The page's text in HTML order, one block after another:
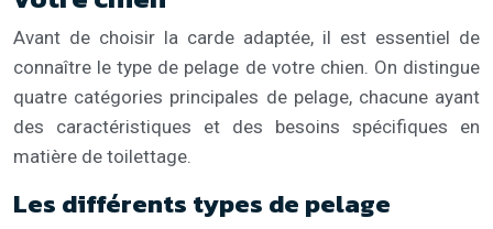
Avant de choisir la carde adaptée, il est essentiel de
connaître le type de pelage de votre chien. On distingue
quatre catégories principales de pelage, chacune ayant
des caractéristiques et des besoins spécifiques en
matière de toilettage.
Les différents types de pelage